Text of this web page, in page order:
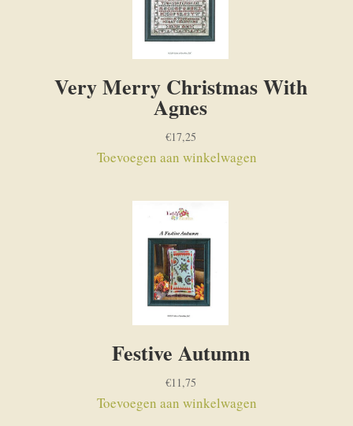
Very Merry Christmas With
Agnes
€17,25
Toevoegen aan winkelwagen
Festive Autumn
€11,75
Toevoegen aan winkelwagen